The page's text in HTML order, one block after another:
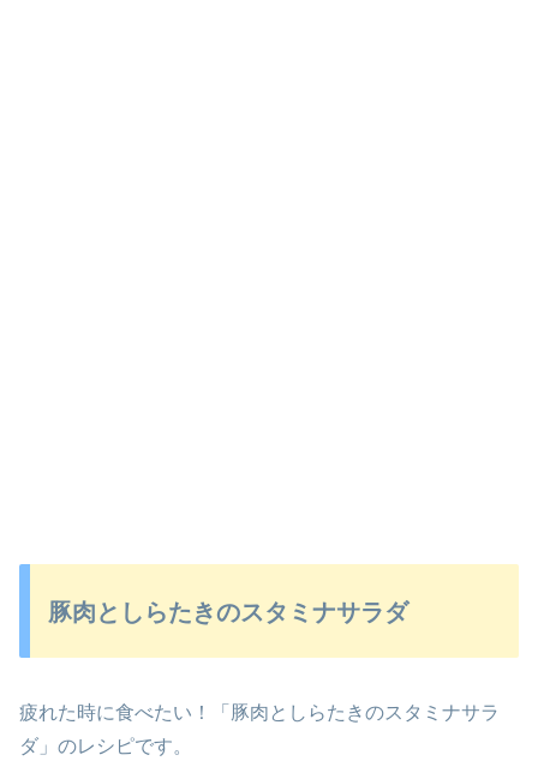
豚肉としらたきのスタミナサラダ
疲れた時に食べたい！「豚肉としらたきのスタミナサラ
ダ」のレシピです。